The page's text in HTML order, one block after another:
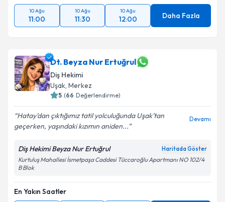
10 Ağu
11:00
10 Ağu
11:30
10 Ağu
12:00 Daha Fazla
Dt. Beyza Nur Ertuğrul
Diş Hekimi
Uşak, Merkez
5 (66 Değerlendirme)
Hatay’dan çıktığımız tatil yolculuğunda Uşak’tan
geçerken, yaşındaki kızımın aniden...
Devamı
Diş Hekimi Beyza Nur Ertuğrul Haritada Göster
Kurtuluş Mahallesi İsmetpaşa Caddesi Tüccaroğlu Apartmanı NO 102/4
B Blok
En Yakın Saatler